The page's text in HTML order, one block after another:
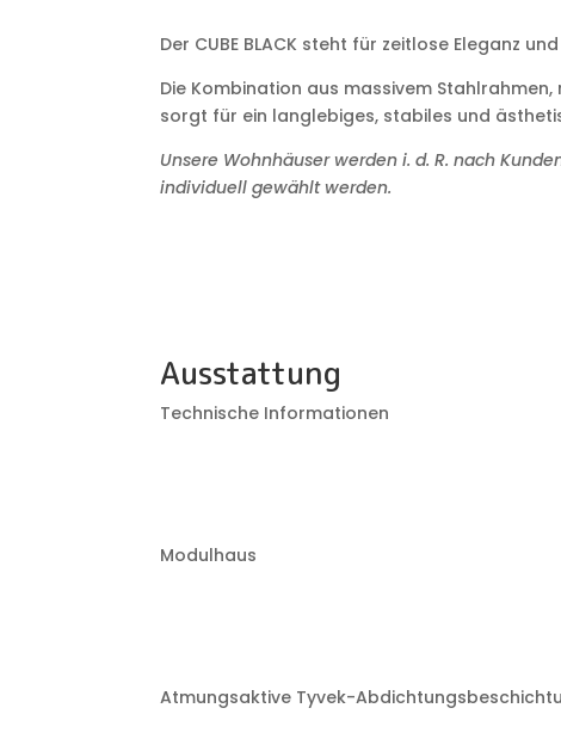
Der CUBE BLACK steht für zeitlose Eleganz
Die Kombination aus massivem
sorgt für ein langlebiges, stabiles und
Unsere Wohnhäuser werden i. d. R. nach
individuell gewählt werden.
Ausstattung
Technische Informationen
Modulhaus
Atmungsaktive Tyvek-